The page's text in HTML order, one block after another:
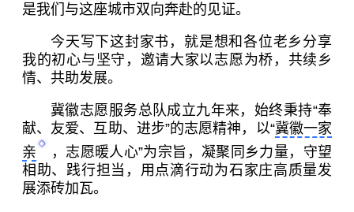
是我们与这座城市双向奔赴的见证。
今天写下这封家书，就是想和各位老乡分享
我的初心与坚守，邀请大家以志愿为桥，共续乡
情、共助发展。
冀徽志愿服务总队成立九年来，始终秉持“奉
献、友爱、互助、进步”的志愿精神，以“冀徽一家
亲
，志愿暖人心”为宗旨，凝聚同乡力量，守望
相助、践行担当，用点滴行动为石家庄高质量发
展添砖加瓦。